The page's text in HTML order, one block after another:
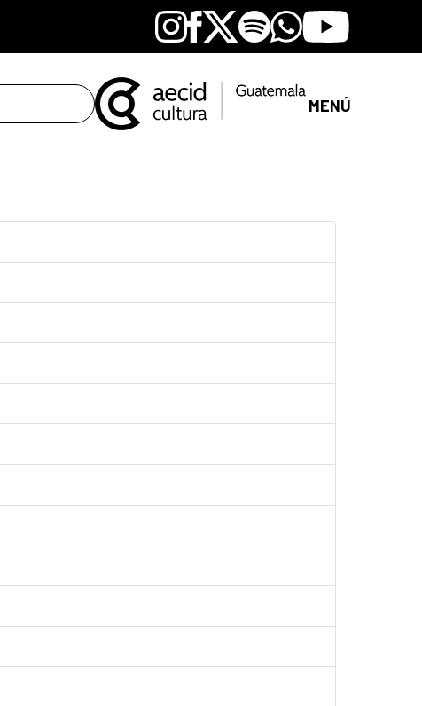
Instagram
Facebook
X SpotifyWhatsapp
Youtube
MENÚ